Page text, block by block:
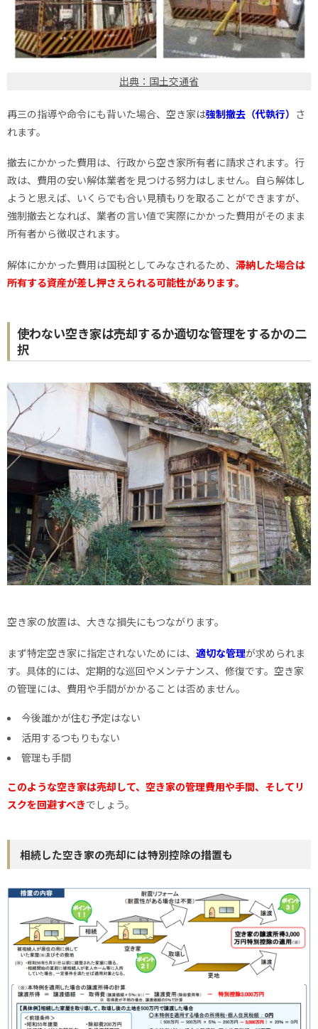
出典：国土交通省
再三の指導や命令にも背いた場合、空き家は強制撤去（代執行） さ
れます。
撤去にかかった費用は、行政から空き家所有者に請求されます。行
政は、費用の安い解体業者を見つける努力はしません。自ら解体し
ようと思えば、いくらでも合い見積もりを取ることができますが、
強制撤去となれば、業者の言い値で実際にかかった費用がそのまま
所有者から徴収されます。
解体にかかった費用は国税としてみなされるため、 滞納した場合は
所有する資産が差し押さえられる可能性があります。
使わない空き家は売却するか適切な管理をするかの二
択
空き家の放置は、大きな損失にもつながります。
まず特定空き家に指定されないためには、 適切な管理が求められま
す。具体的には、定期的な巡回やメンテナンス、修復です。空き家
の管理には、費用や手間がかかることは否めません。
今後誰かが住む予定はない
活用するつもりもない
管理も手間
このような空き家は売却して、空き家の管理費用や手間、そしてリ
スクを回避すべきでしょう。
相続した空き家の売却には特別控除の措置も